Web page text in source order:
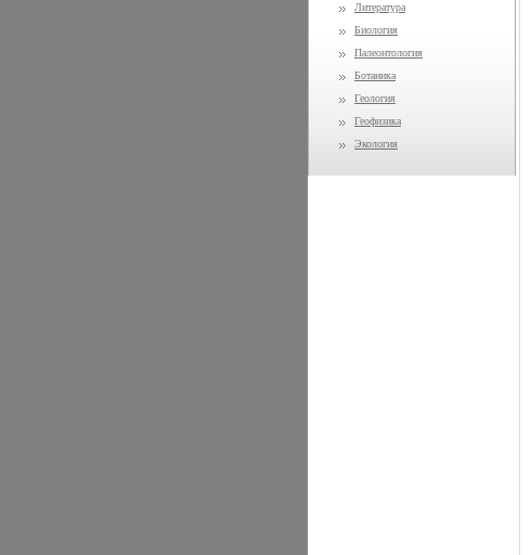
Литература
Биология
Палеонтология
Ботаника
Геология
Геофизика
Экология